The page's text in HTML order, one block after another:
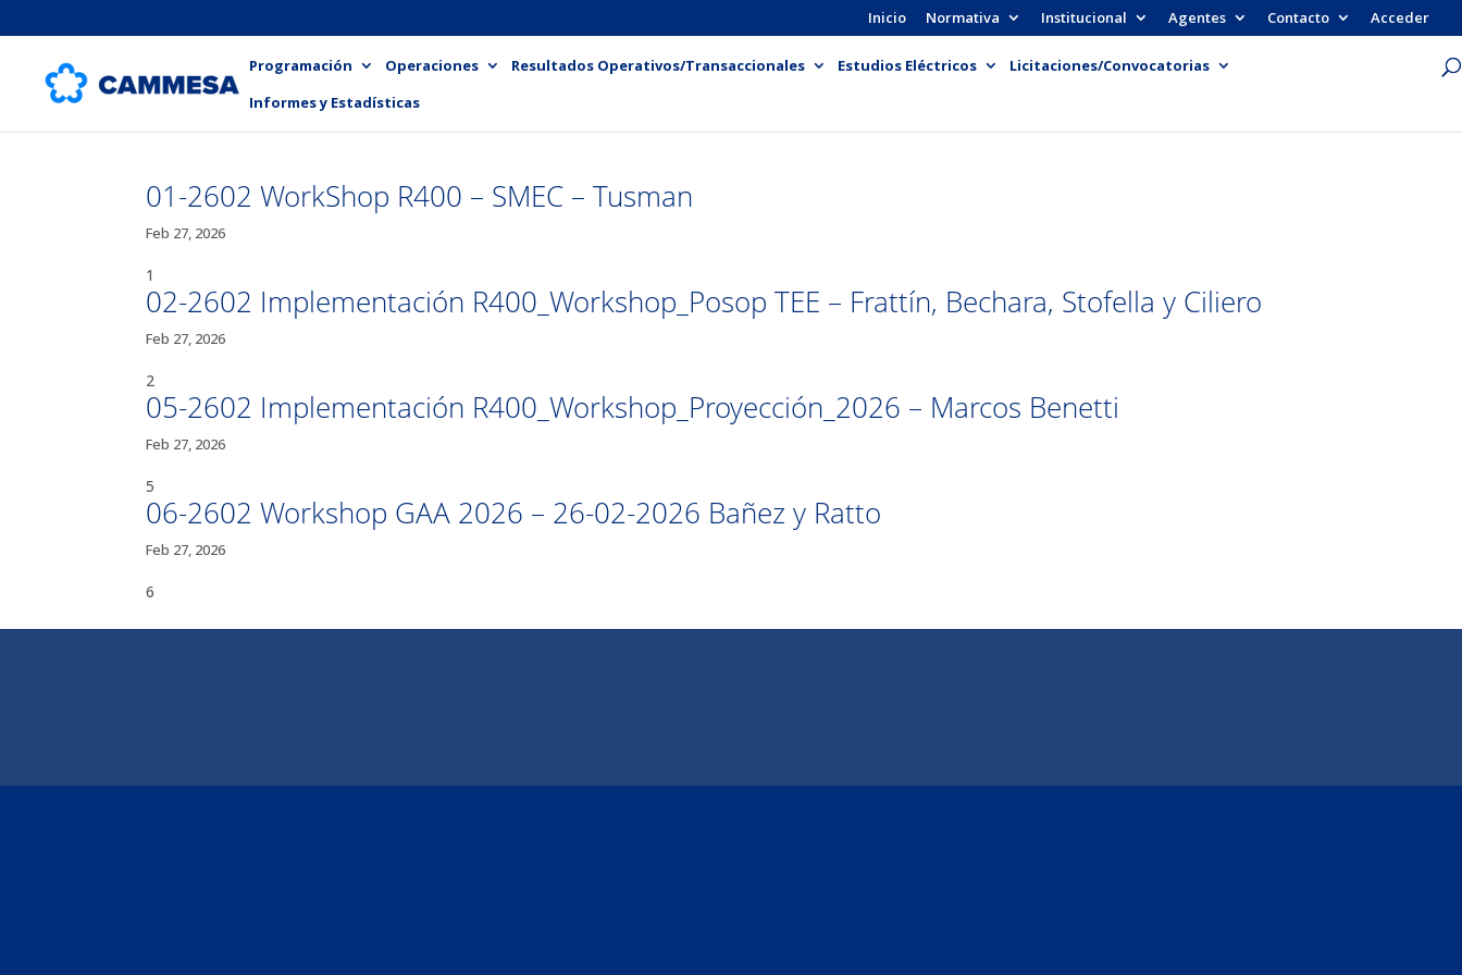
Inicio Normativa Institucional Agentes Contacto Acceder
Programación Operaciones Resultados Operativos/Transaccionales Estudios Eléctricos
Licitaciones/Convocatorias
Informes y Estadísticas
01-2602 WorkShop R400 – SMEC – Tusman
Feb 27, 2026
1
02-2602 Implementación R400_Workshop_Posop TEE – Frattín, Bechara, Stofella y Ciliero
Feb 27, 2026
2
05-2602 Implementación R400_Workshop_Proyección_2026 – Marcos Benetti
Feb 27, 2026
5
06-2602 Workshop GAA 2026 – 26-02-2026 Bañez y Ratto
Feb 27, 2026
6